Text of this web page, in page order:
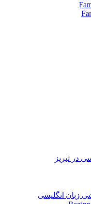
در تبریز
زبان انگلیسی